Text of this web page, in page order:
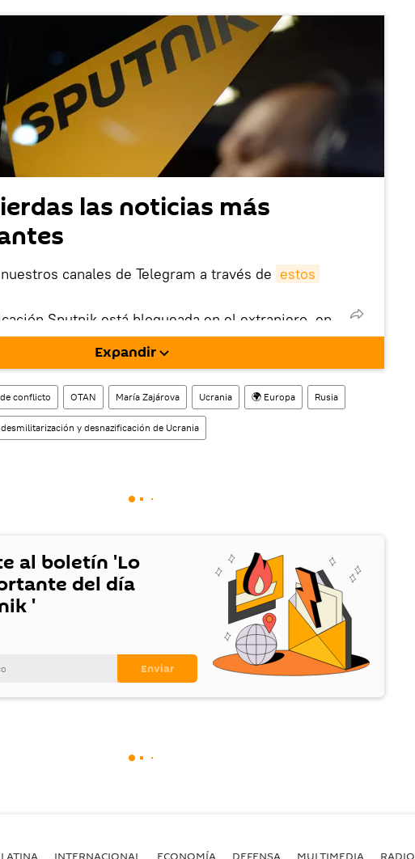
las noticias más
canales de Telegram a través de estos
Sputnik está bloqueada en el extranjero, en
descargarla e instalarla en tu dispositivo
una cuenta en la red social rusa VK .
Expandir
conflicto OTAN María Zajárova Ucrania 🌍 Europa Rusia
y desnazificación de Ucrania
al boletín 'Lo
del día
'